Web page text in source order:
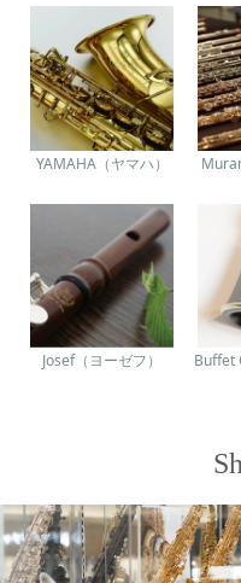
YAMAHA（ヤマハ）
Josef（ヨーゼフ） Buffet